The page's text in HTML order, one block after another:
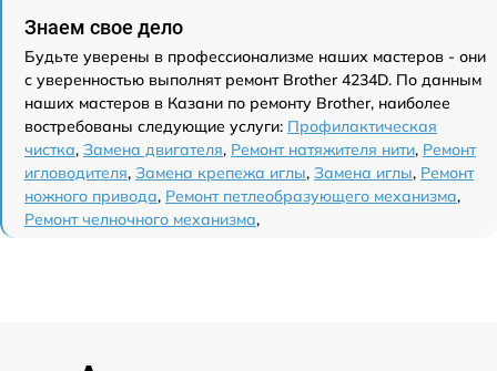
Знаем свое дело
Будьте уверены в профессионализме наших мастеров - они
с уверенностью выполнят ремонт Brother 4234D. По данным
наших мастеров в Казани по ремонту Brother, наиболее
востребованы следующие услуги: Профилактическая
чистка, Замена двигателя, Ремонт натяжителя нити, Ремонт
игловодителя, Замена крепежа иглы, Замена иглы, Ремонт
ножного привода, Ремонт петлеобразующего механизма,
Ремонт челночного механизма,